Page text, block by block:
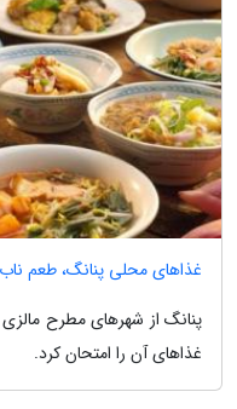
غذاهای محلی پنانگ، طعم
پنانگ از شهرهای مطرح
غذاهای آن را امتحان کرد.